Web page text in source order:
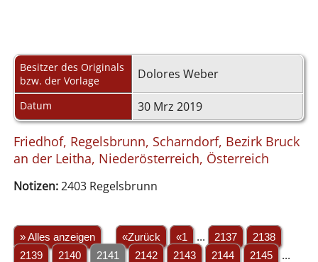
Besitzer des Originals
bzw. der Vorlage
Dolores Weber
Datum 30 Mrz 2019
Friedhof, Regelsbrunn, Scharndorf, Bezirk Bruck
an der Leitha, Niederösterreich, Österreich
Notizen:2403 Regelsbrunn
» Alles anzeigen «Zurück «1 ... 2137
2138
2139
2140 2141 2142 2143 2144 2145
...